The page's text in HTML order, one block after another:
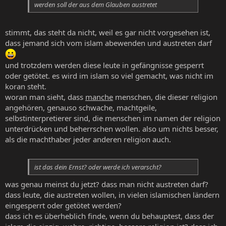
werden soll der aus dem Glauben austretet
stimmt, das steht da nicht, weil es gar nicht vorgesehen ist,
dass jemand sich vom islam abewenden und austreten darf
und trotzdem werden diese leute in gefängnisse gesperrt
oder getötet. es wird im islam so viel gemacht, was nicht im
koran steht.
woran man sieht, dass manche menschen, die dieser religion
angehören, genauso schwache, machtgeile,
selbstinterpretierer sind, die menschen im namen der religion
unterdrücken und beherrschen wollen. also um nichts besser,
als die machthaber jeder anderen religion auch.
ist das dein Ernst? oder werde ich verarscht?
was genau meinst du jetzt? dass man nicht austreten darf?
dass leute, die austreten wollen, in vielen islamischen ländern
eingesperrt oder getötet werden?
dass ich es überheblich finde, wenn du behauptest, dass der